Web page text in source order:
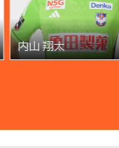
内山 翔太